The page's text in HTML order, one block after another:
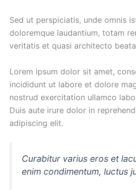
Sed ut perspiciatis, unde omnis
doloremque laudantium, totam
veritatis et quasi architecto
Lorem ipsum dolor sit amet,
incididunt ut labore et dolore
nostrud exercitation ullamco
Duis aute irure dolor in
adipiscing elit.
Curabitur varius eros et
enim condimentum, luctus